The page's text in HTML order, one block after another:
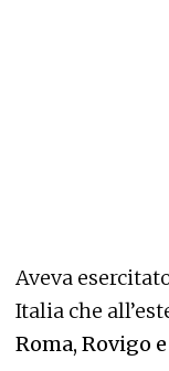
Aveva
Italia che
Roma, Rovigo